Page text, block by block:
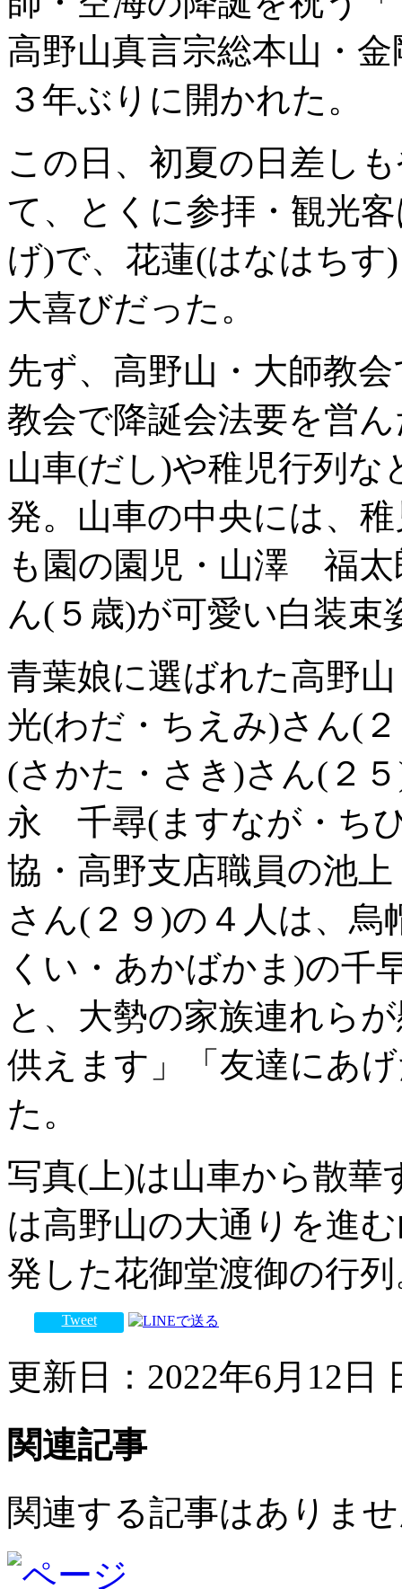
高野山真言宗総本山・
３年ぶりに開かれた。
この日、初夏の日差し
て、とくに参拝・観光
げ)で、花蓮(はなはち
大喜びだった。
先ず、高野山・大師教
教会で降誕会法要を営
山車(だし)や稚児行列な
発。山車の中央には、
も園の園児・山澤 福
ん(５歳)が可愛い白装束
青葉娘に選ばれた高野
光(わだ・ちえみ)さん(
(さかた・さき)さん(２
永 千尋(ますなが・ち
協・高野支店職員の池
さん(２９)の４人は、
くい・あかばかま)の千
と、大勢の家族連れら
供えます」「友達にあ
た。
写真(上)は山車から散華
は高野山の大通りを進
発した花御堂渡御の行
Tweet
更新日：2022年6月12日
関連記事
関連する記事はありま